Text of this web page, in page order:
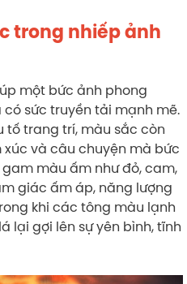
trong nhiếp ảnh
một bức ảnh phong
sức truyền tải mạnh mẽ.
tố trang trí, màu sắc còn
và câu chuyện mà bức
màu ấm như đỏ, cam,
giác ấm áp, năng lượng
khi các tông màu lạnh
lại gợi lên sự yên bình, tĩnh